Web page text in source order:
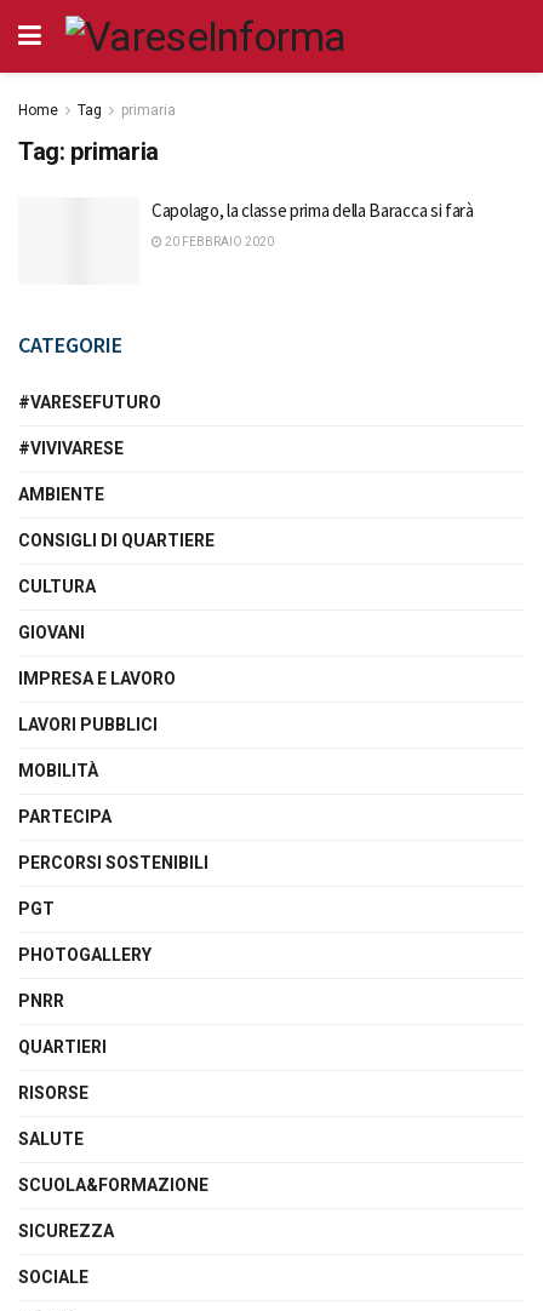
Home Tag primaria
Tag: primaria
Capolago, la classe prima della Baracca si farà
20 FEBBRAIO 2020
CATEGORIE
#VARESEFUTURO
#VIVIVARESE
AMBIENTE
CONSIGLI DI QUARTIERE
CULTURA
GIOVANI
IMPRESA E LAVORO
LAVORI PUBBLICI
MOBILITÀ
PARTECIPA
PERCORSI SOSTENIBILI
PGT
PHOTOGALLERY
PNRR
QUARTIERI
RISORSE
SALUTE
SCUOLA&FORMAZIONE
SICUREZZA
SOCIALE